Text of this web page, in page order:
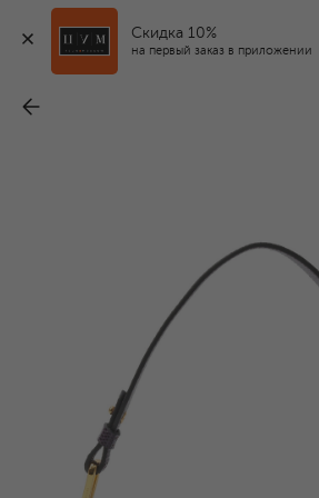
Скидка 10%
на первый заказ в приложении